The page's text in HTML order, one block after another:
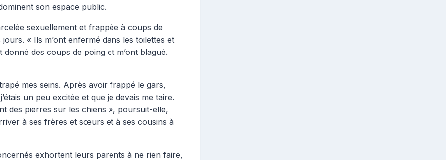
son espace public.
sexuellement et frappée à coups de
« Ils m’ont enfermé dans les toilettes et
donné des coups de poing et m’ont blagué.
mes seins. Après avoir frappé le gars,
un peu excitée et que je devais me taire.
des pierres sur les chiens », poursuit-elle,
à ses frères et sœurs et à ses cousins ​​à
exhortent leurs parents à ne rien faire,